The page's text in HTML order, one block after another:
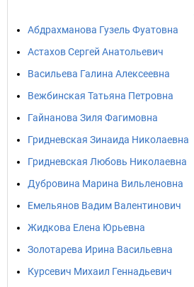
Абдрахманова Гузель Фуатовна
Астахов Сергей Анатольевич
Васильева Галина Алексеевна
Вежбинская Татьяна Петровна
Гайнанова Зиля Фагимовна
Гридневская Зинаида Николаевна
Гридневская Любовь Николаевна
Дубровина Марина Вильленовна
Емельянов Вадим Валентинович
Жидкова Елена Юрьевна
Золотарева Ирина Васильевна
Курсевич Михаил Геннадьевич